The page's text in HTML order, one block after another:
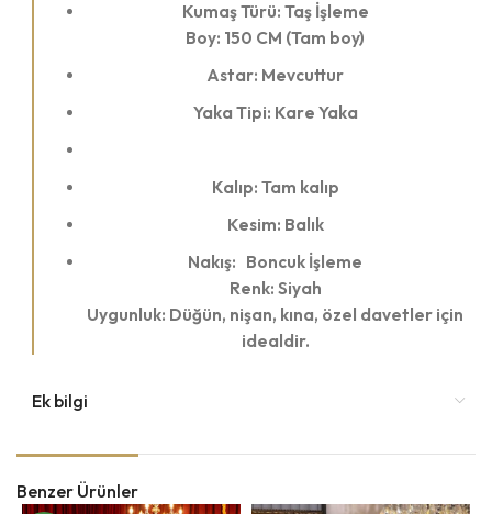
Kumaş Türü: Taş İşleme
Boy: 150 CM (Tam boy)
Astar: Mevcuttur
Yaka Tipi: Kare Yaka
Kalıp: Tam kalıp
Kesim: Balık
Nakış: Boncuk İşleme
Renk: Siyah
Uygunluk: Düğün, nişan, kına, özel davetler için
idealdir.
Ek bilgi
Benzer Ürünler